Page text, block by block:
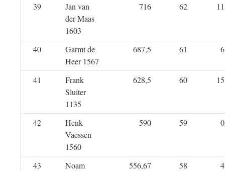
39
Jan van
der Maas
1603
716 62 11
40
Garmt de
Heer 1567
687,5 61 6
41
Frank
Sluiter
1135
628,5 60 15
42
Henk
Vaessen
1560
590 59 0
43
Noam
556,67 58 4